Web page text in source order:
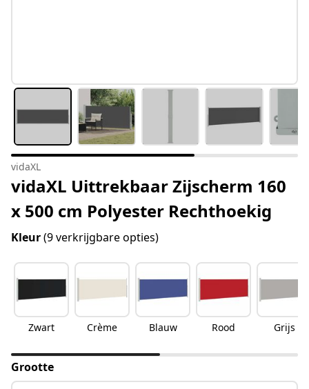
vidaXL
vidaXL Uittrekbaar Zijscherm 160
x 500 cm Polyester Rechthoekig
Kleur(9 verkrijgbare opties)
Zwart Crème Blauw Rood Grijs
Grootte